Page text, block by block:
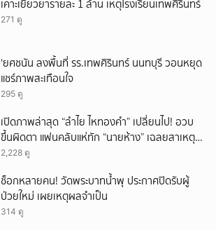
เคาะเยียวยารายละ 1 ล้าน เหตุโรงเรียนเทพศิรินทร์
271 ดู
'ยศชนัน ลงพื้นที่ รร.เทพศิรินทร์ นนทบุรี วอนหยุด
แชร์ภาพสะเทือนใจ
295 ดู
เปิดภาพล่าสุด “ลำไย ไหทองคำ” เปลี่ยนไป! อวบ
ขึ้นผิดตา แฟนคลับแห่ทัก “นายห้าง” เฉลยสาเหตุ
ชัด!
2,228 ดู
ช็อกหลายคน! วัดพระบาทน้ำพุ ประกาศปิดรับผู้
ป่วยใหม่ เผยเหตุผลจำเป็น
314 ดู